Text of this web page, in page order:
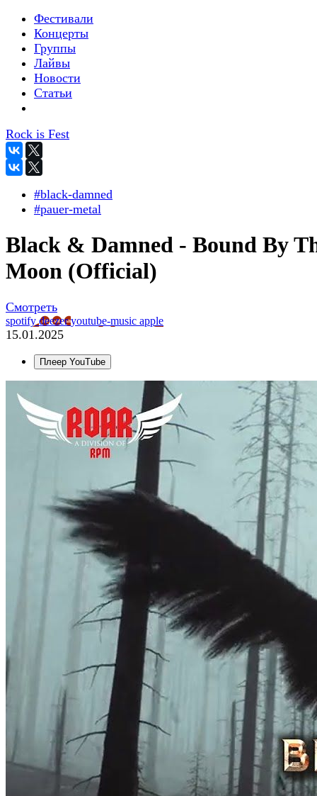
Фестивали
Концерты
Группы
Лайвы
Новости
Статьи
Rock is Fest
#black-damned
#pauer-metal
Black & Damned - Bound By
Moon (Official)
Смотреть
spotifydeezeryoutube-music apple
15.01.2025
Плеер YouTube